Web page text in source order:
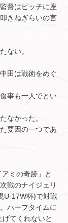
督はピッチに座
きねぎらいの言
ない。
田は戦術をめぐ
事も一人でとい
なかった。
要因の一つであ
ミの奇跡」と
戦のナイジェリ
U-17W杯)で対戦
ハーフタイムに
てくれないと